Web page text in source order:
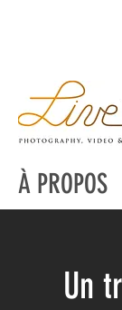
À PROPOS
Un